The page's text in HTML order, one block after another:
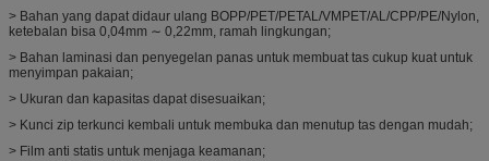
> Bahan yang dapat didaur ulang BOPP/PET/PETAL/VMPET/AL/CPP/PE/Nylon,
ketebalan bisa 0,04mm ∼ 0,22mm, ramah lingkungan;
> Bahan laminasi dan penyegelan panas untuk membuat tas cukup kuat untuk
menyimpan pakaian;
> Ukuran dan kapasitas dapat disesuaikan;
> Kunci zip terkunci kembali untuk membuka dan menutup tas dengan mudah;
> Film anti statis untuk menjaga keamanan;